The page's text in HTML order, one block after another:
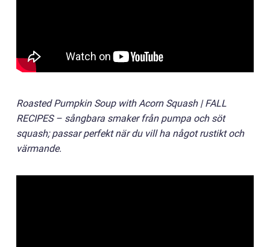
Roasted Pumpkin Soup with Acorn Squash | FALL
RECIPES – sångbara smaker från pumpa och söt
squash; passar perfekt när du vill ha något rustikt och
värmande.